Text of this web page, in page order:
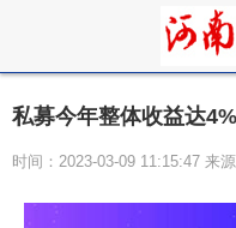
私募今年整体收益达
时间：2023-03-09 11:15:47 来